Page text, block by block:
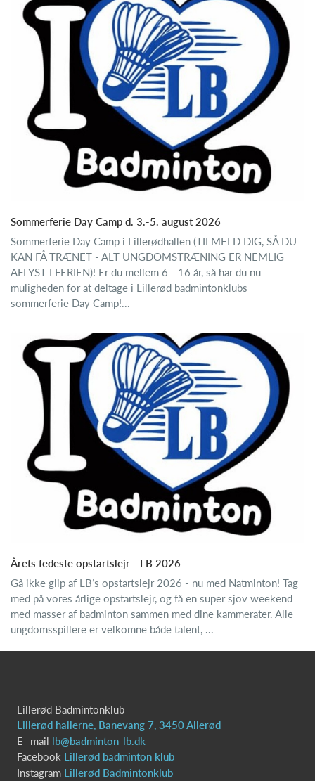
Sommerferie Day Camp d. 3.-5. august 2026
Sommerferie Day Camp i Lillerødhallen (TILMELD DIG, SÅ DU
KAN FÅ TRÆNET - ALT UNGDOMSTRÆNING ER NEMLIG
AFLYST I FERIEN)! Er du mellem 6 - 16 år, så har du nu
muligheden for at deltage i Lillerød badmintonklubs
sommerferie Day Camp!...
Årets fedeste opstartslejr - LB 2026
Gå ikke glip af LB’s opstartslejr 2026 - nu med Natminton! Tag
med på vores årlige opstartslejr, og få en super sjov weekend
med masser af badminton sammen med dine kammerater. Alle
ungdomsspillere er velkomne både talent, ...
Lillerød Badmintonklub
Lillerød hallerne, Banevang 7, 3450 Allerød
E- mail lb@badminton-lb.dk
Facebook Lillerød badminton klub
Instagram Lillerød Badmintonklub